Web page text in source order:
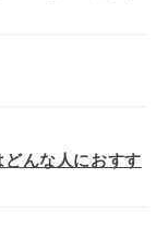
んな人におすす